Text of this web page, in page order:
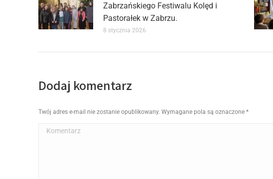
Zabrzańskiego Festiwalu Kolęd i
Pastorałek w Zabrzu.
8 stycznia 2026
Dodaj komentarz
Twój adres e-mail nie zostanie opublikowany. Wymagane pola są oznaczone *
Komentarz